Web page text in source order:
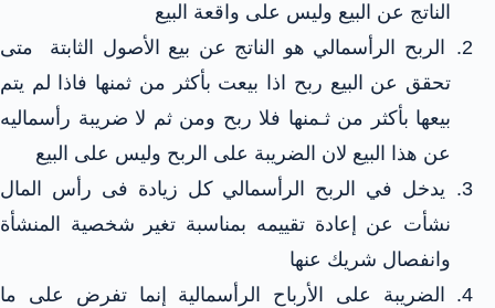
الناتج عن البيع وليس على واقعة البيع
الربح الرأسمالي هو الناتج عن بيع الأصول الثابتة متى
تحقق عن البيع ربح اذا بيعت بأكثر من ثمنها فاذا لم يتم
بيعها بأكثر من ثـمنها فلا ربح ومن ثم لا ضريبة رأسماليه
عن هذا البيع لان الضريبة على الربح وليس على البيع
يدخل في الربح الرأسمالي كل زيادة فى رأس المال
نشأت عن إعادة تقييمه بمناسبة تغير شخصية المنشأة
وانفصال شريك عنها
الضريبة على الأرباح الرأسمالية إنما تفرض على ما